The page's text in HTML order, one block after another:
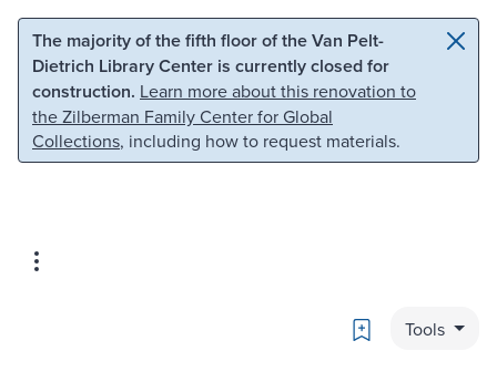
Skip to main content Skip to search
The majority of the fifth floor of the Van Pelt-
Dietrich Library Center is currently closed for
construction. Learn more about this renovation to
the Zilberman Family Center for Global
Collections, including how to request materials.
Bookmark
Tools